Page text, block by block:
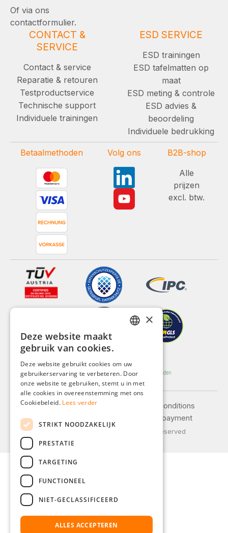
Of via ons
contactformulier.
CONTACT &
SERVICE
Contact & service
Reparatie & retouren
Testproductservice
Technische support
Individuele trainingen
ESD SERVICE
ESD trainingen
ESD tafelmatten op
maat
ESD meting & controle
ESD advies &
beoordeling
Individuele bedrukking
Betaalmethoden Volg ons
B2B-shop
Alle
prijzen
excl. btw.
Legal notice
General terms and conditions
Shipping and payment
© 2026 Weidinger GmbH, All Rights Reserved
FRENCH
ITALIAN
×
Deze website maakt
gebruik van cookies.
Deze website gebruikt cookies om uw
gebruikerservaring te verbeteren. Door
onze website te gebruiken, stemt u in met
alle cookies in overeenstemming met ons
Cookiebeleid. Lees verder
STRIKT NOODZAKELIJK
PRESTATIE
TARGETING
FUNCTIONEEL
NIET-GECLASSIFICEERD
ALLES ACCEPTEREN